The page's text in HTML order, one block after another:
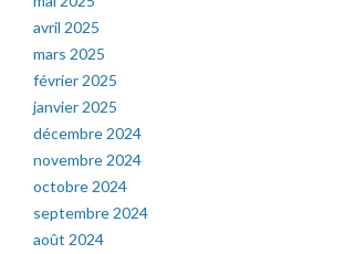
avril 2025
mars 2025
février 2025
janvier 2025
décembre 2024
novembre 2024
octobre 2024
septembre 2024
août 2024